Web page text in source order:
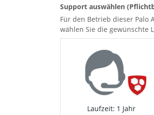
Support auswählen
Für den Betrieb dieser Palo
wählen Sie die gewünschte
Laufzeit: 1 Jahr